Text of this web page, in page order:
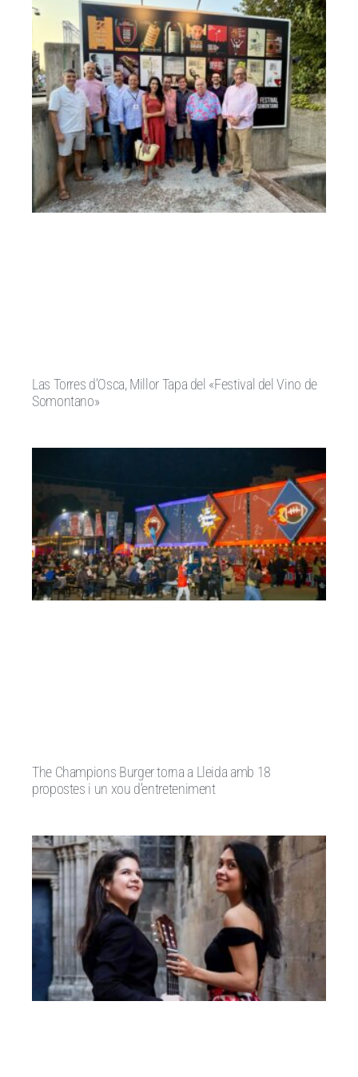
Las Torres d’Osca, Millor Tapa del «Festival del Vino de
Somontano»
The Champions Burger torna a Lleida amb 18
propostes i un xou d’entreteniment